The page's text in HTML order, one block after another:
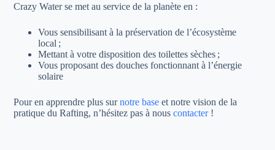
Crazy Water se met au service de la planète en :
Vous sensibilisant à la préservation de l’écosystème
local ;
Mettant à votre disposition des toilettes sèches ;
Vous proposant des douches fonctionnant à l’énergie
solaire
Pour en apprendre plus surnotre base et notre vision de la
pratique du Rafting, n’hésitez pas à nouscontacter!